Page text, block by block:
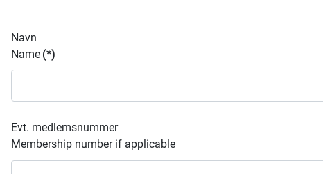
Navn
Name (*)
Evt. medlemsnummer
Membership number if applicable